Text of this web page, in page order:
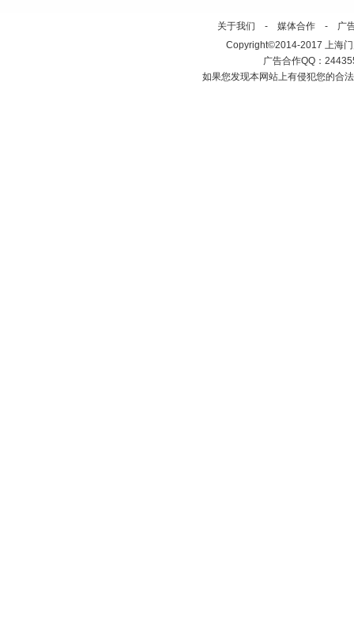
关于我们 - 媒体合作 - 广
Copyright©2014-2017 上海
广告合作QQ：
如果您发现本网站上有侵犯您的合